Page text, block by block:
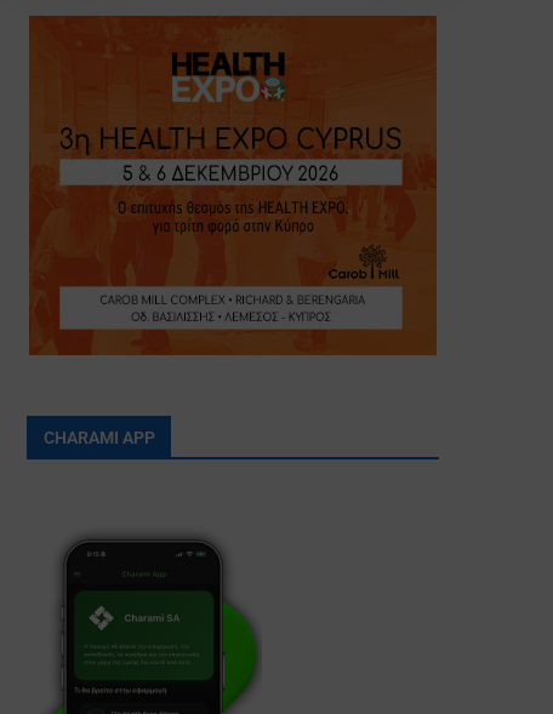
CHARAMI APP